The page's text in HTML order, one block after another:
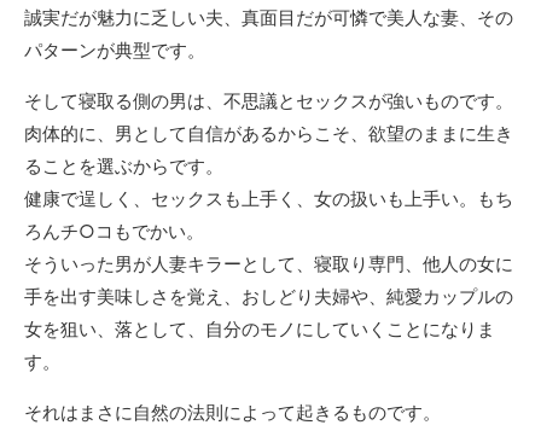
誠実だが魅力に乏しい夫、真面目だが可憐で美人な妻、その
パターンが典型です。
そして寝取る側の男は、不思議とセックスが強いものです。
肉体的に、男として自信があるからこそ、欲望のままに生き
ることを選ぶからです。
健康で逞しく、セックスも上手く、女の扱いも上手い。もち
ろんチ○コもでかい。
そういった男が人妻キラーとして、寝取り専門、他人の女に
手を出す美味しさを覚え、おしどり夫婦や、純愛カップルの
女を狙い、落として、自分のモノにしていくことになりま
す。
それはまさに自然の法則によって起きるものです。